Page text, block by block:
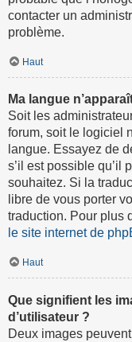
contacter un
problème.
Haut
Ma langue
Soit les
forum, soit le logiciel
langue. Essayez de
s’il est possible qu’il
souhaitez. Si la
libre de vous porter
traduction. Pour plus
le site internet de
Haut
Que signifient les
d’utilisateur ?
Deux images